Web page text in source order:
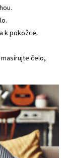
k pokožce.
čelo,